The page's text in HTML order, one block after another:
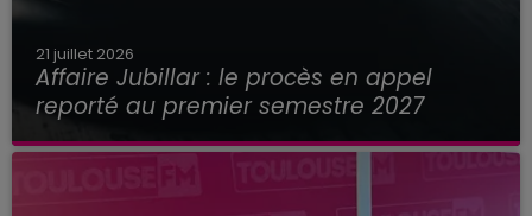
21 juillet 2026
Affaire Jubillar : le procès en appel
reporté au premier semestre 2027